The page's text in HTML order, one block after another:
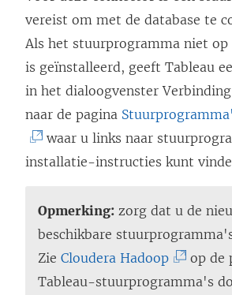
vereist om met de database te
Als het stuurprogramma niet
is geïnstalleerd, geeft Tableau
in het dialoogvenster
naar de pagina
waar u links naar
installatie-instructies kunt
Opmerking: zorg dat u de
beschikbare
Zie Cloudera Hadoop(
L
op de
Tableau-stuurprogramma's